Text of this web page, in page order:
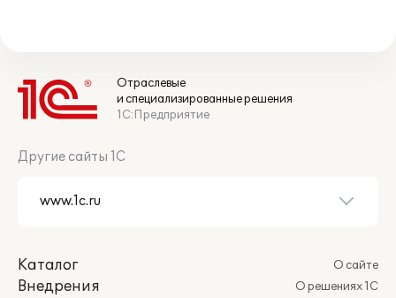
Отраслевые
и специализированные решения
1С:Предприятие
Другие сайты 1С
Каталог
Внедрения
О сайте
О решениях 1С